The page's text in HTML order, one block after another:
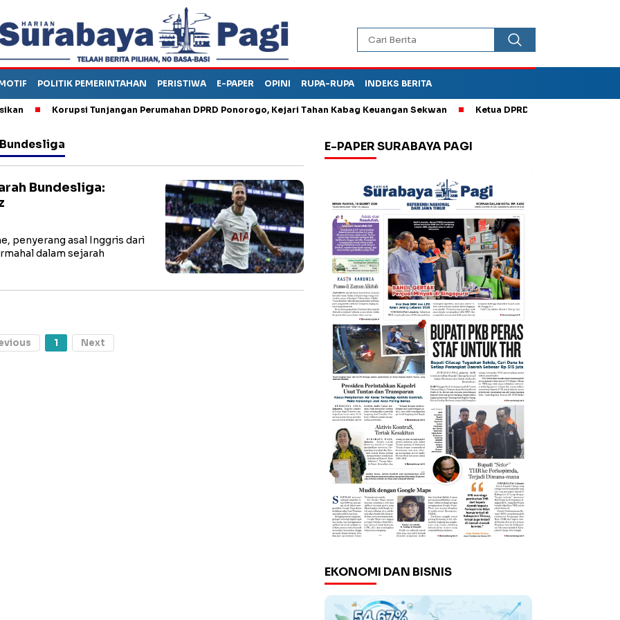
POLITIK PEMERINTAHAN PERISTIWA E-PAPER OPINI RUPA-RUPA INDEKS BERITA
Korupsi Tunjangan Perumahan DPRD Ponorogo, Kejari Tahan Kabag Keuangan Sekwan Ketua DPRD Kota Madiun Sebut
Bundesliga:
penyerang asal Inggris dari
dalam sejarah
1 Next
E-PAPER SURABAYA PAGI
EKONOMI DAN BISNIS